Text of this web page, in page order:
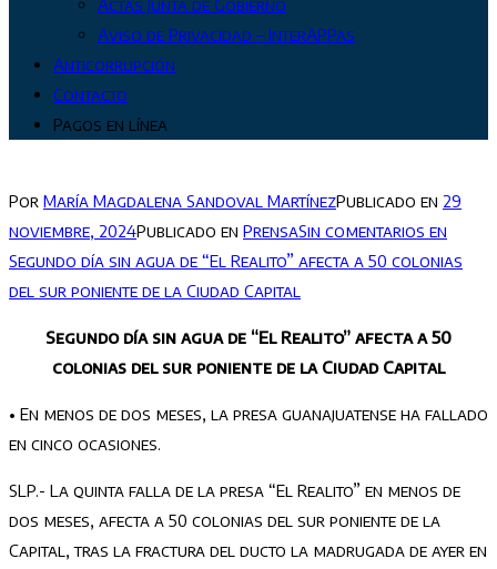
Actas Junta de Gobierno
Aviso de Privacidad – InterAPPas
Anticorrupción
Contacto
Pagos en línea
Por María Magdalena Sandoval MartínezPublicado en 29
noviembre, 2024Publicado en PrensaSin comentarios en
Segundo día sin agua de “El Realito” afecta a 50 colonias
del sur poniente de la Ciudad Capital
Segundo día sin agua de “El Realito” afecta a 50
colonias del sur poniente de la Ciudad Capital
• En menos de dos meses, la presa guanajuatense ha fallado
en cinco ocasiones.
SLP.- La quinta falla de la presa “El Realito” en menos de
dos meses, afecta a 50 colonias del sur poniente de la
Capital, tras la fractura del ducto la madrugada de ayer en